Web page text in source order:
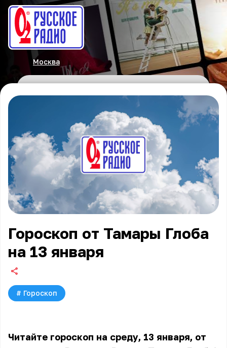
Москва
Гороскоп от Тамары Глоба
на 13 января
# Гороскоп
Читайте гороскоп на среду, 13 января, от